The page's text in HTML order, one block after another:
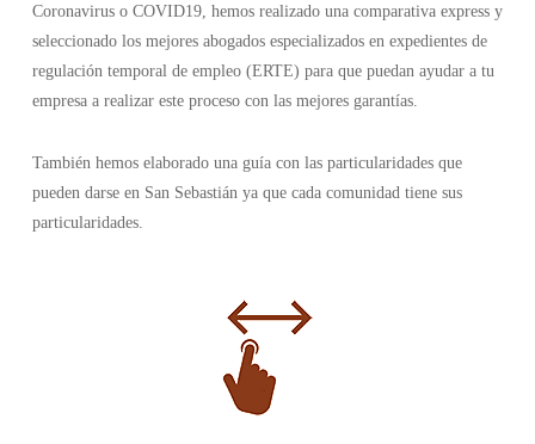
Coronavirus o COVID19, hemos realizado una comparativa express y
seleccionado los mejores abogados especializados en expedientes de
regulación temporal de empleo (ERTE) para que puedan ayudar a tu
empresa a realizar este proceso con las mejores garantías.
También hemos elaborado una guía con las particularidades que
pueden darse en San Sebastián ya que cada comunidad tiene sus
particularidades.